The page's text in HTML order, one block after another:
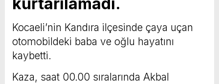
Kocaeli’nin Kandıra ilçesinde çaya uçan
otomobildeki baba ve oğlu hayatını
kaybetti.
Kaza, saat 00.00 sıralarında Akbal